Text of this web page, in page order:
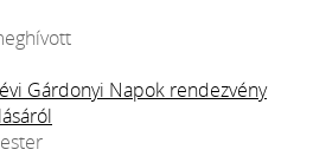
Gárdonyi Napok rendezvény